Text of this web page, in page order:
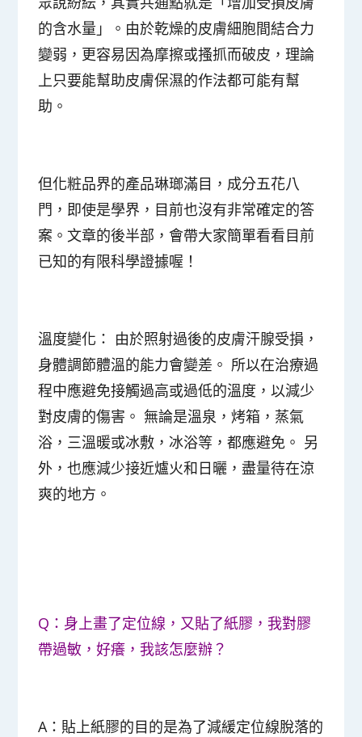
的含水量」。由於乾燥的皮膚細胞間結合力
變弱，更容易因為摩擦或搔抓而破皮，理論
上只要能幫助皮膚保濕的作法都可能有幫
助。
但化粧品界的產品琳瑯滿目，成分五花八
門，即使是學界，目前也沒有非常確定的答
案。文章的後半部，會帶大家簡單看看目前
已知的有限科學證據喔！
溫度變化 ： 由於照射過後的皮膚汗腺受損，
身體調節體溫的能力會變差。 所以在治療過
程中應避免接觸過高或過低的溫度，以減少
對皮膚的傷害。 無論是溫泉，烤箱，蒸氣
浴，三溫暖或冰敷，冰浴等，都應避免。 另
外，也應減少接近爐火和日曬，盡量待在涼
爽的地方。
Q：身上畫了定位線，又貼了紙膠，我對膠
帶過敏，好癢，我該怎麼辦？
A：貼上紙膠的目的是為了減緩定位線脫落的